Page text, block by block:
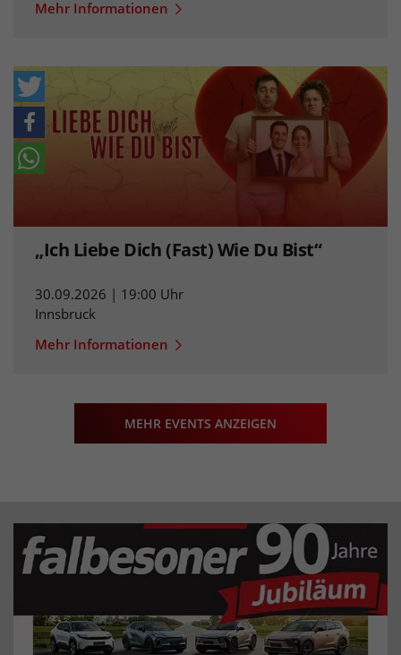
Mehr Informationen
„Ich Liebe Dich (Fast) Wie Du Bist“
30.09.2026 | 19:00 Uhr
Innsbruck
Mehr Informationen
MEHR EVENTS ANZEIGEN